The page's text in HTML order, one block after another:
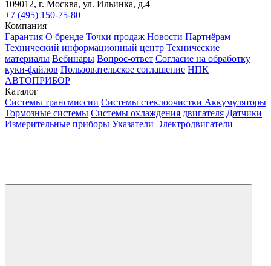
109012, г. Москва, ул. Ильинка, д.4
+7 (495) 150-75-80
Компания
Гарантия О бренде Точки продаж Новости Партнёрам
Технический информационный центр Технические
материалы Вебинары Вопрос-ответ Согласие на обработку
куки-файлов Пользовательское соглашение НПК
АВТОПРИБОР
Каталог
Системы трансмиссии Системы стеклоочистки Аккумуляторы
Тормозные системы Системы охлаждения двигателя Датчики
Измерительные приборы Указатели Электродвигатели